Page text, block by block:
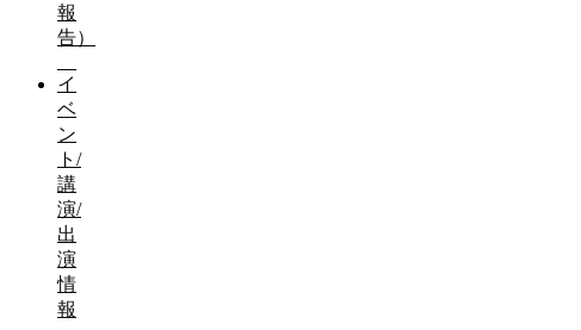
報
告）
イ
ベ
ン
ト/
講
演/
出
演
情
報
わずか１歳で…
2017-02-02
僕が大学時代にさんざん苦しめられた教...
わんこそば競技に出場するも…
2017-01-26